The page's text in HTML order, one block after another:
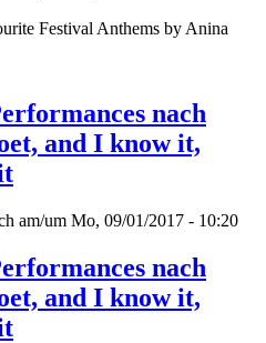
Festival Anthems by Anina
nach
and I know it,
am/um Mo, 09/01/2017 - 10:20
nach
and I know it,